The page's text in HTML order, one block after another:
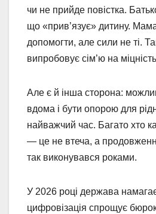
чи не прийде повістка.
що «прив’язує» дитину.
допомогти, але сили не ті.
випробовує сім’ю на
Але є й інша сторона:
вдома і бути опорою для
найважчий час. Багато хто
— це не втеча, а
так виконувався роками.
У 2026 році держава
цифровізація спрощує